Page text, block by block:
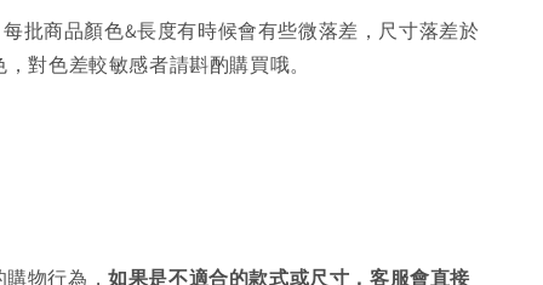
批商品顏色&長度有時候會有些微落差，尺寸落差於
對色差較敏感者請斟酌購買哦。
購物行為，如果是不適合的款式或尺寸，客服會直接